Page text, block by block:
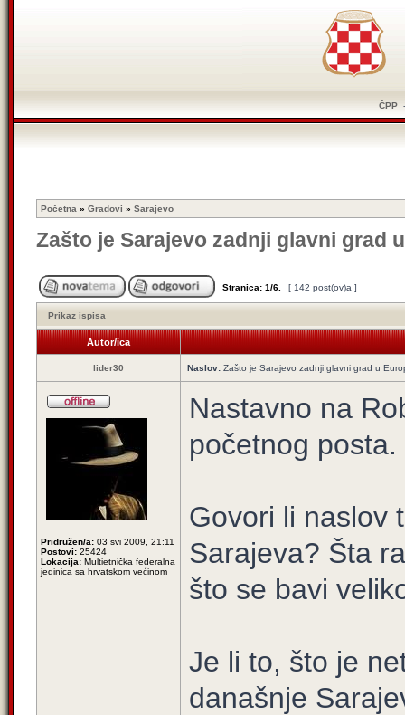
ČPP
Početna » Gradovi » Sarajevo
Zašto je Sarajevo zadnji glavni grad
Stranica: 1/6 [ 142 post(ov)a ]
Prikaz ispisa
Autor/ica
lider30 Naslov: Zašto je Sarajevo zadnji glavni grad u
Pridružen/a: 03 svi 2009, 21:11
Postovi: 25424
Lokacija: Multietnička federalna
jedinica sa hrvatskom većinom
Nastavno na
početnog posta.
Govori li naslov
Sarajeva? Šta
što se bavi
Je li to, što je
današnje